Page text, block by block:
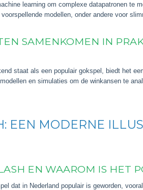
learning om complexe datapatronen te
modellen, onder andere voor
SAMENKOMEN IN
staat als een populair gokspel, biedt het
en simulaties om de winkansen te
EEN MODERNE
EN WAAROM IS HET
dat in Nederland populair is geworden,